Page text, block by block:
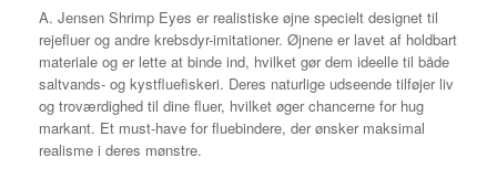
A. Jensen Shrimp Eyes er realistiske øjne specielt designet til
rejefluer og andre krebsdyr-imitationer. Øjnene er lavet af holdbart
materiale og er lette at binde ind, hvilket gør dem ideelle til både
saltvands- og kystfluefiskeri. Deres naturlige udseende tilføjer liv
og troværdighed til dine fluer, hvilket øger chancerne for hug
markant. Et must-have for fluebindere, der ønsker maksimal
realisme i deres mønstre.